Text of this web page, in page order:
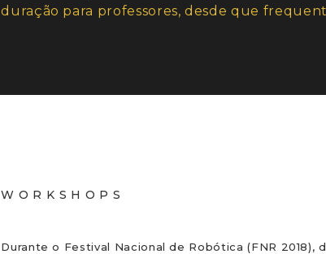
duração para professores, desde que
WORKSHOPS
Durante o Festival Nacional de Robótica (FNR